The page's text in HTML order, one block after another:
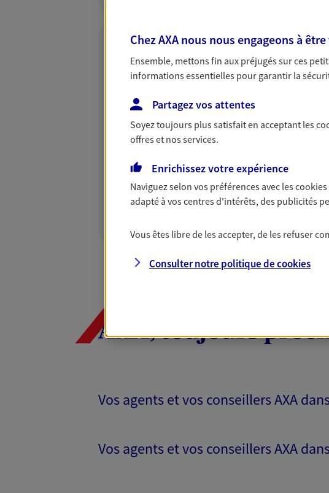
Leo Et Associes
Agents Généraux d'assurance exclusif
Horaires :Fermé
Ouvre le 10 août à 09:00
PRENDRE RENDEZ-VOUS VOIR
AXA, toujours
Vos agents et vos conseillers AXA
Vos agents et vos conseillers AXA
Chez AXA nous nous engageons à
Ensemble, mettons fin aux préjugés sur ces
informations essentielles pour garantir la
Partagez vos attentes
Soyez toujours plus satisfait en acceptant les
offres et nos services.
Enrichissez votre expérience
Naviguez selon vos préférences avec les
adapté à vos centres d'intérêts, des publicités
Vous êtes libre de les accepter, de les refuser
Consulter notre politique decookies